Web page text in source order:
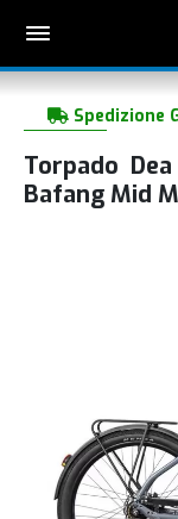
Spedizione
Torpado
Bafang Mid